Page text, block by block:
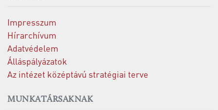
Impresszum
Hírarchívum
Adatvédelem
Álláspályázatok
Az intézet középtávú stratégiai terve
MUNKATÁRSAKNAK